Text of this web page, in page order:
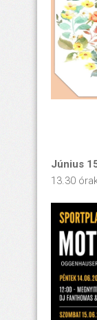
Június
13.30